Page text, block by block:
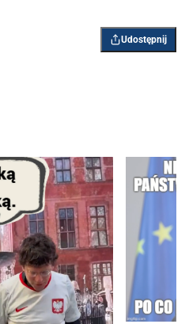
Udostępnij